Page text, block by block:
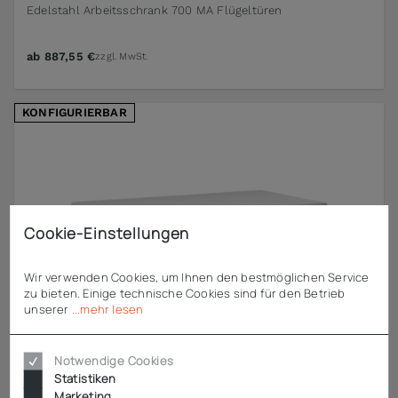
Edelstahl Arbeitsschrank 700 MA Flügeltüren
ab 887,55 €zzgl. MwSt.
KONFIGURIERBAR
Cookie-Einstellungen
Wir verwenden Cookies, um Ihnen den bestmöglichen Service
zu bieten. Einige technische Cookies sind für den Betrieb
unserer ...mehr lesen
Notwendige Cookies
Statistiken